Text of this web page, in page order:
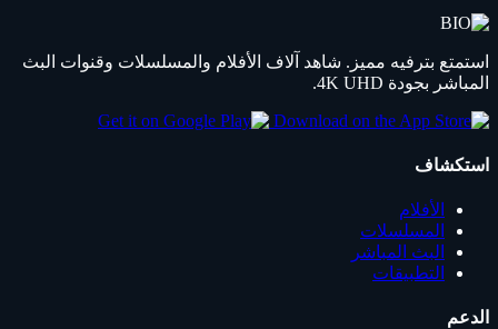
استمتع بترفيه مميز. شاهد آلاف الأفلام والمسلسلات وقنوات البث
المباشر بجودة 4K UHD.
استكشاف
الأفلام
المسلسلات
البث المباشر
التطبيقات
الدعم